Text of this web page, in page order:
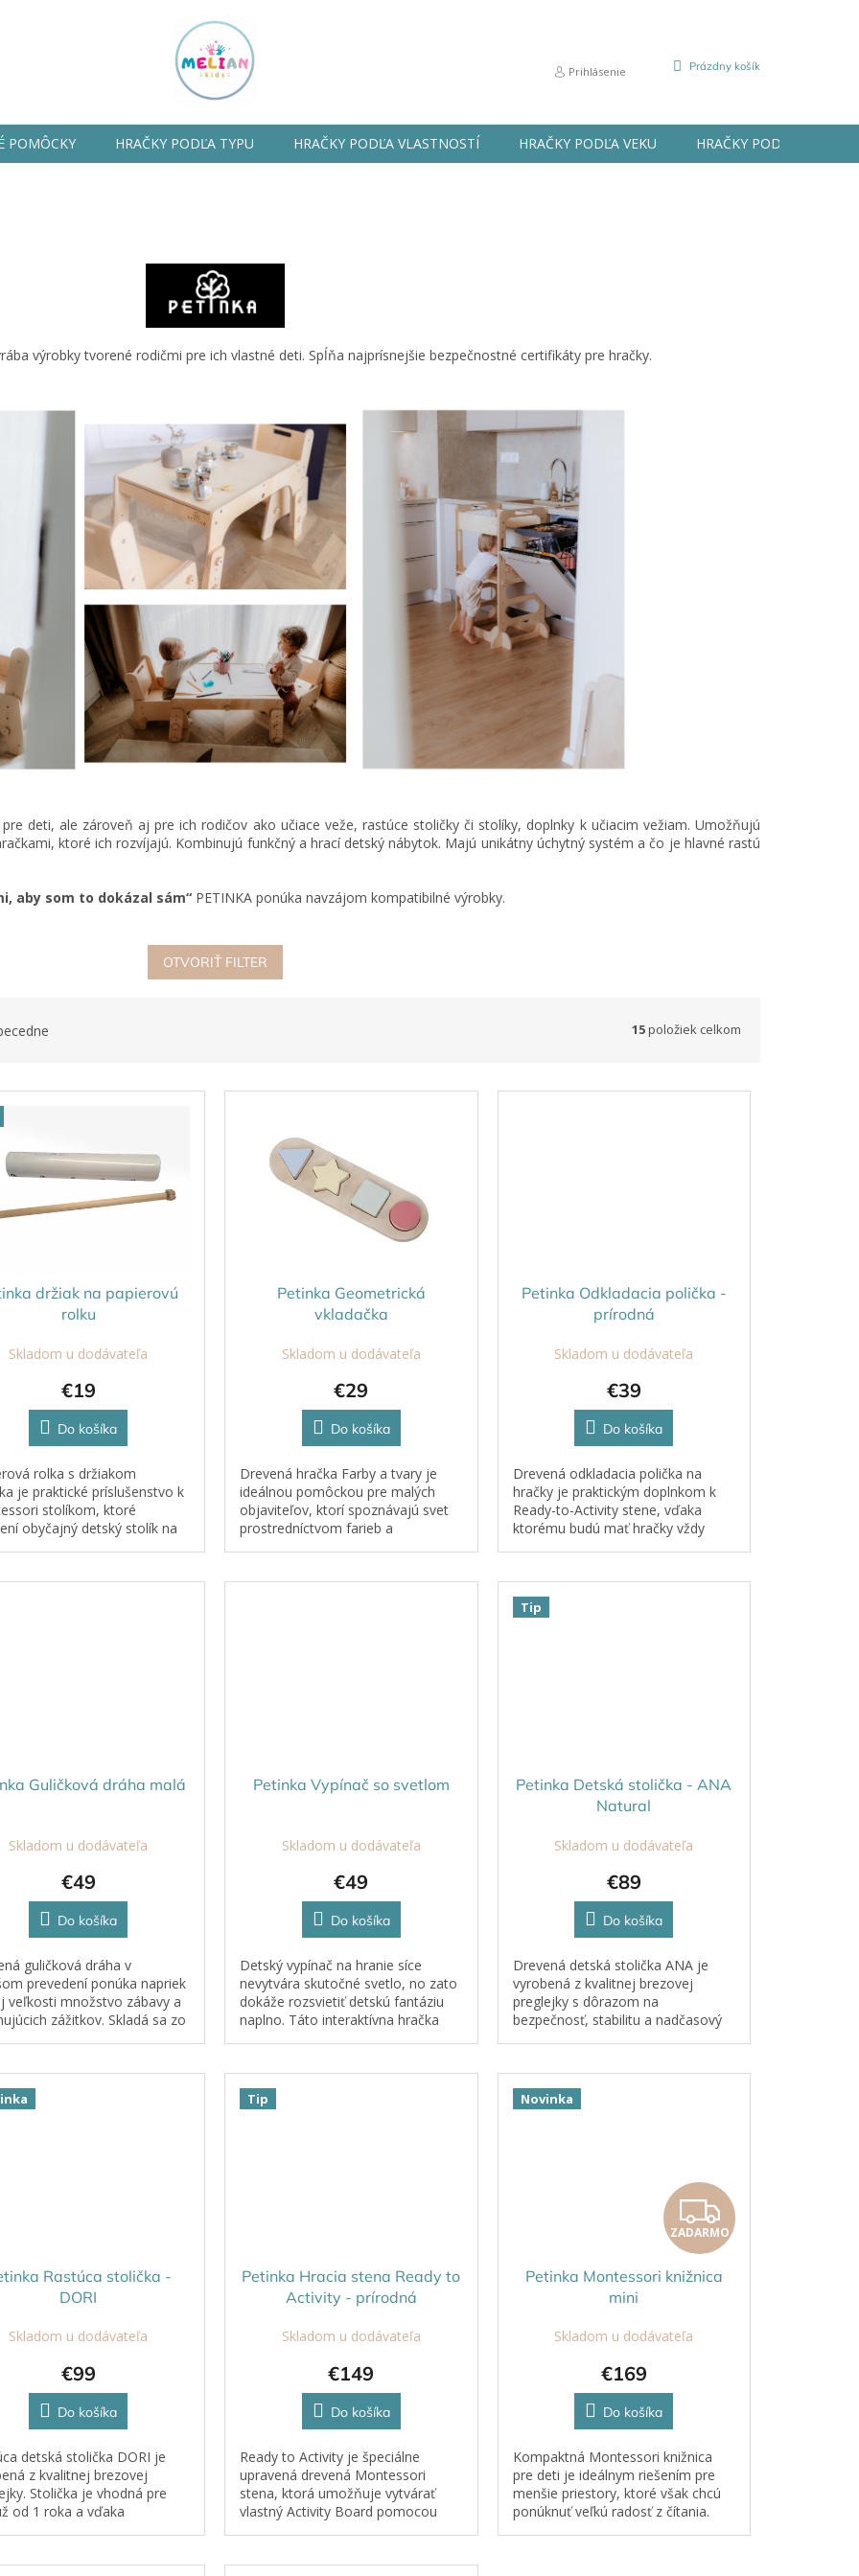
Prihlásenie
NÁKUPNÝ
Prázdny košík
POMÔCKY HRAČKY PODĽA TYPU HRAČKY PODĽA VLASTNOSTÍ HRAČKY PODĽA VEKU HRAČKY PODĽA
výrobky tvorené rodičmi pre ich vlastné deti. Spĺňa najprísnejšie bezpečnostné certifikáty pre hračky.
deti, ale zároveň aj pre ich rodičov ako učiace veže, rastúce stoličky či stolíky, doplnky k učiacim vežiam. Umožňujú
ktoré ich rozvíjajú. Kombinujú funkčný a hrací detský nábytok. Majú unikátny úchytný systém a čo je hlavné rastú
aby som to dokázal sám“ PETINKA ponúka navzájom kompatibilné výrobky.
OTVORIŤ FILTER
15položiek celkom
držiak na papierovú
rolku
Skladom u dodávateľa
€19
Do košíka
rolka s držiakom
je praktické príslušenstvo k
stolíkom, ktoré
obyčajný detský stolík na
Petinka Geometrická
vkladačka
Skladom u dodávateľa
€29
Do košíka
Drevená hračka Farby a tvary je
ideálnou pomôckou pre malých
objaviteľov, ktorí spoznávajú svet
prostredníctvom farieb a
umožňuje deťom hravou...
Petinka Odkladacia polička -
prírodná
Skladom u dodávateľa
€39
Do košíka
Drevená odkladacia polička na
hračky je praktickým doplnkom k
Ready-to-Activity stene, vďaka
ktorému budú mať hračky vždy
svoje obľúbené...
Guličková dráha malá
Skladom u dodávateľa
€49
Do košíka
guličková dráha v
prevedení ponúka napriek
veľkosti množstvo zábavy a
zážitkov. Skladá sa zo
Petinka Vypínač so svetlom
Skladom u dodávateľa
€49
Do košíka
Detský vypínač na hranie síce
nevytvára skutočné svetlo, no zato
dokáže rozsvietiť detskú fantáziu
naplno. Táto interaktívna hračka
činnosti...
Tip
Petinka Detská stolička - ANA
Natural
Skladom u dodávateľa
€89
Do košíka
Drevená detská stolička ANA je
vyrobená z kvalitnej brezovej
preglejky s dôrazom na
bezpečnosť, stabilitu a nadčasový
zabezpečuje...
Rastúca stolička -
DORI
Skladom u dodávateľa
€99
Do košíka
detská stolička DORI je
z kvalitnej brezovej
Stolička je vhodná pre
od 1 roka a vďaka
Tip
Petinka Hracia stena Ready to
Activity - prírodná
Skladom u dodávateľa
€149
Do košíka
Ready to Activity je špeciálne
upravená drevená Montessori
stena, ktorá umožňuje vytvárať
vlastný Activity Board pomocou
Vďaka...
Novinka
ZADARMO
Petinka Montessori knižnica
mini
Skladom u dodávateľa
€169
Do košíka
Kompaktná Montessori knižnica
pre deti je ideálnym riešením pre
menšie priestory, ktoré však chcú
ponúknuť veľkú radosť z čítania.